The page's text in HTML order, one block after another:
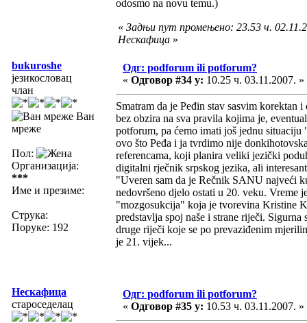
odosmo na novu temu.)
« Задњи пут промењено: 23.53 ч.
Нескафица »
bukuroshe
језикословац
члан
Ван
мреже
Пол:
Организација:
***
Име и презиме:
Струка:
Поруке: 192
Одг: podforum ili potforum?
« Одговор #34 у: 10.25 ч. 03.11.2007. »
Smatram da je Peđin stav sasvim korektan
bez obzira na sva pravila kojima je,
potforum, pa ćemo imati još jednu
ovo što Peđa i ja tvrdimo nije
referencama, koji planira veliki jezički
digitalni rječnik srpskog jezika, ali
"Uveren sam da je Rečnik SANU najveći
nedovršeno djelo ostati u 20. veku. Vreme
"mozgosukcija" koja je tvorevina Kristine
predstavlja spoj naše i strane riječi.
druge riječi koje se po prevaziđenim
je 21. vijek...
Нескафица
староседелац
Одг: podforum ili potforum?
« Одговор #35 у: 10.53 ч. 03.11.2007. »